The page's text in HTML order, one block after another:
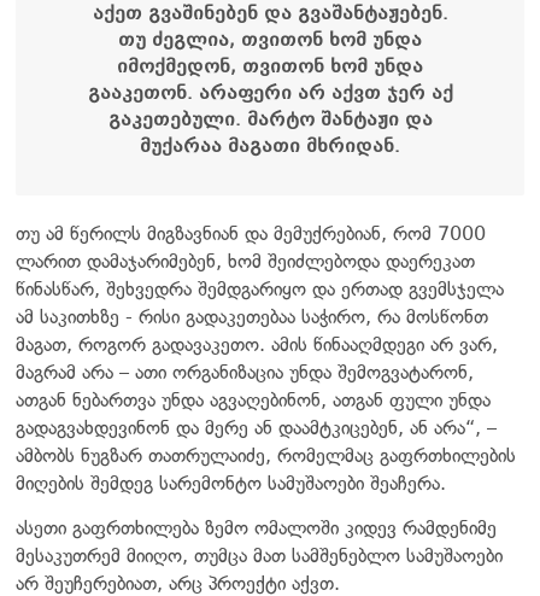
აქეთ გვაშინებენ და გვაშანტაჟებენ.
თუ ძეგლია, თვითონ ხომ უნდა
იმოქმედონ, თვითონ ხომ უნდა
გააკეთონ. არაფერი არ აქვთ ჯერ აქ
გაკეთებული. მარტო შანტაჟი და
მუქარაა მაგათი მხრიდან.
თუ ამ წერილს მიგზავნიან და მემუქრებიან, რომ 7000
ლარით დამაჯარიმებენ, ხომ შეიძლებოდა დაერეკათ
წინასწარ, შეხვედრა შემდგარიყო და ერთად გვემსჯელა
ამ საკითხზე - რისი გადაკეთებაა საჭირო, რა მოსწონთ
მაგათ, როგორ გადავაკეთო. ამის წინააღმდეგი არ ვარ,
მაგრამ არა – ათი ორგანიზაცია უნდა შემოგვატარონ,
ათგან ნებართვა უნდა აგვაღებინონ, ათგან ფული უნდა
გადაგვახდევინონ და მერე ან დაამტკიცებენ, ან არა“, –
ამბობს ნუგზარ თათრულაიძე, რომელმაც გაფრთხილების
მიღების შემდეგ სარემონტო სამუშაოები შეაჩერა.
ასეთი გაფრთხილება ზემო ომალოში კიდევ რამდენიმე
მესაკუთრემ მიიღო, თუმცა მათ სამშენებლო სამუშაოები
არ შეუჩერებიათ, არც პროექტი აქვთ.